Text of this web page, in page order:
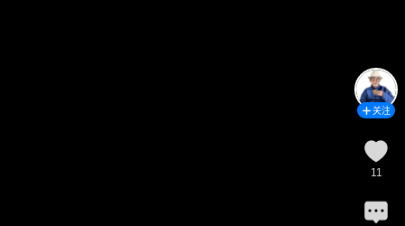
关注
11